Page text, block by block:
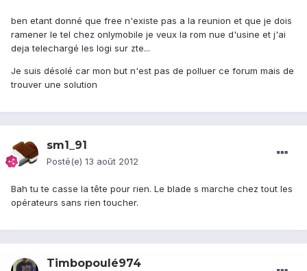
ben etant donné que free n'existe pas a la reunion et que je dois
ramener le tel chez onlymobile je veux la rom nue d'usine et j'ai
deja telechargé les logi sur zte...
Je suis désolé car mon but n'est pas de polluer ce forum mais de
trouver une solution
sm1_91
Posté(e) 13 août 2012
Bah tu te casse la tête pour rien. Le blade s marche chez tout les
opérateurs sans rien toucher.
Timbopoulé974